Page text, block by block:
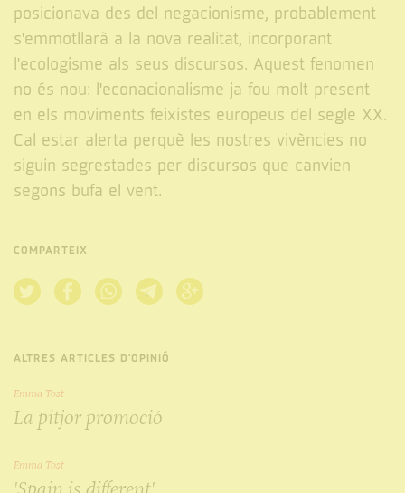
posicionava des del negacionisme, probablement
s'emmotllarà a la nova realitat, incorporant
l'ecologisme als seus discursos. Aquest fenomen
no és nou: l'econacionalisme ja fou molt present
en els moviments feixistes europeus del segle XX.
Cal estar alerta perquè les nostres vivències no
siguin segrestades per discursos que canvien
segons bufa el vent.
COMPARTEIX
ALTRES ARTICLES D'OPINIÓ
Emma Tost
La pitjor promoció
Emma Tost